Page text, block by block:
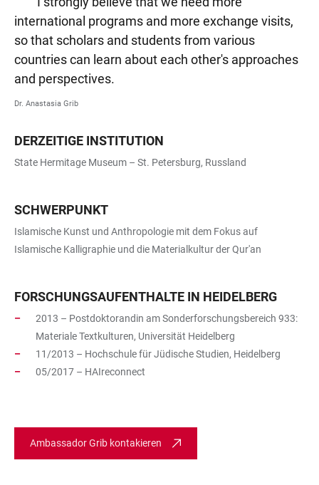
international programs and more exchange visits,
so that scholars and students from various
countries can learn about each other's approaches
and perspectives.
Dr. Anastasia Grib
DERZEITIGE INSTITUTION
State Hermitage Museum – St. Petersburg, Russland
SCHWERPUNKT
Islamische Kunst und Anthropologie mit dem Fokus auf
Islamische Kalligraphie und die Materialkultur der Qur'an
FORSCHUNGSAUFENTHALTE IN HEIDELBERG
2013 – Postdoktorandin am Sonderforschungsbereich 933:
Materiale Textkulturen, Universität Heidelberg
11/2013 – Hochschule für Jüdische Studien, Heidelberg
05/2017 – HAIreconnect
Ambassador Grib kontakieren